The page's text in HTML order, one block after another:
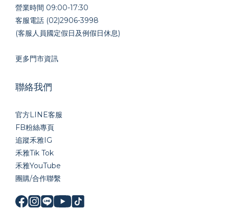
營業時間 09:00-17:30
客服電話 (02)2906-3998
(客服人員國定假日及例假日休息)
更多門市資訊
聯絡我們
官方LINE客服
FB粉絲專頁
追蹤禾雅IG
禾雅Tik Tok
禾雅YouTube
團購/合作聯繫